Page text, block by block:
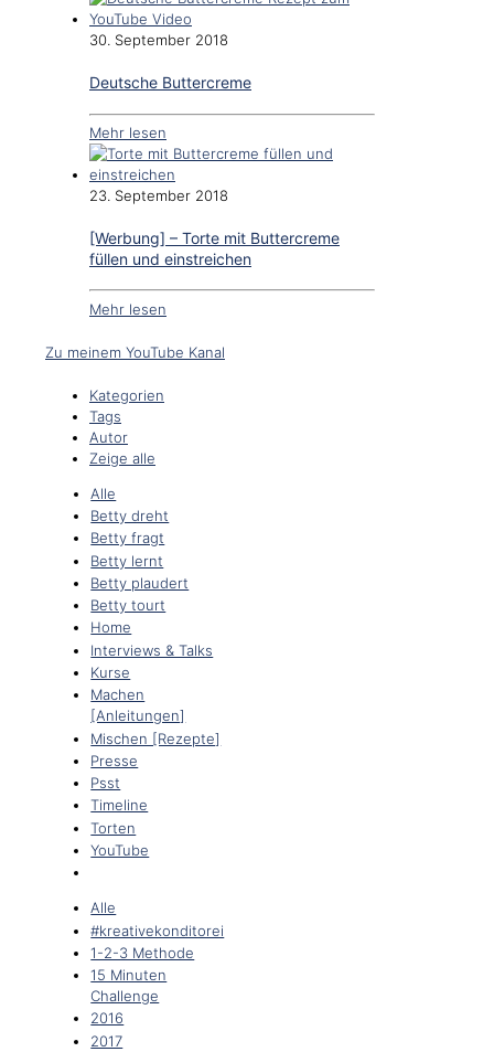
30. September 2018
Deutsche Buttercreme
Mehr lesen
23. September 2018
[Werbung] – Torte mit Buttercreme
füllen und einstreichen
Mehr lesen
Zu meinem YouTube Kanal
Kategorien
Tags
Autor
Zeige alle
Alle
Betty dreht
Betty fragt
Betty lernt
Betty plaudert
Betty tourt
Home
Interviews & Talks
Kurse
Machen
[Anleitungen]
Mischen [Rezepte]
Presse
Psst
Timeline
Torten
YouTube
Alle
#kreativekonditorei
1-2-3 Methode
15 Minuten
Challenge
2016
2017